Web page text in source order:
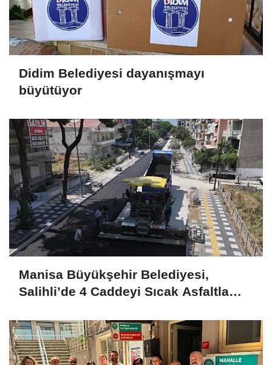
Didim Belediyesi dayanışmayı
büyütüyor
Manisa Büyükşehir Belediyesi,
Salihli’de 4 Caddeyi Sıcak Asfaltla